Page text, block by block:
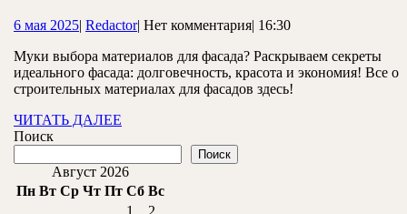
материалов
для
фасадов
6 мая 20256
2025
| RedactorRedactor
| Нет комментария| 16:30
Муки выбора материалов для фасада? Раскрываем секреты
идеального фасада: долговечность, красота и экономия! Все о
строительных материалах для фасадов здесь!
ЧИТАТЬ ДАЛЕЕ
Поиск
Поиск
Август 2026
Пн Вт Ср Чт Пт Сб Вс
1
2